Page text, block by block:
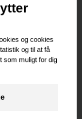
Senest solgte